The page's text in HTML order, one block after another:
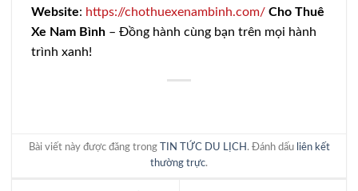
Website: https://chothuexenambinh.com/ Cho Thuê
Xe Nam Bình – Đồng hành cùng bạn trên mọi hành
trình xanh!
Bài viết này được đăng trong TIN TỨC DU LỊCH . Đánh dấu liên kết
thường trực.